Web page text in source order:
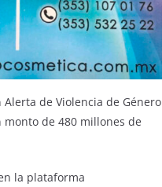
de Violencia de Género
de 480 millones de
la plataforma